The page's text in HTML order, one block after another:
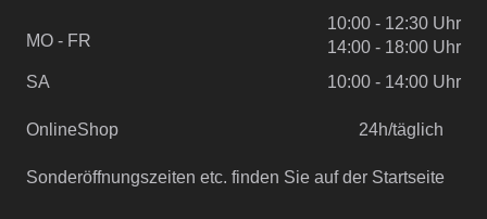
MO - FR
10:00 - 12:30 Uhr
14:00 - 18:00 Uhr
SA
10:00 - 14:00 Uhr
OnlineShop 24h/täglich
Sonderöffnungszeiten etc. finden Sie auf der Startseite